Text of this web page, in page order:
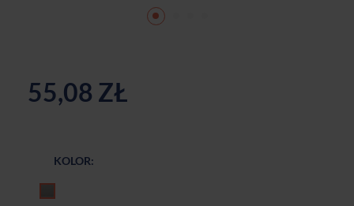
55,08 ZŁ
KOLOR: